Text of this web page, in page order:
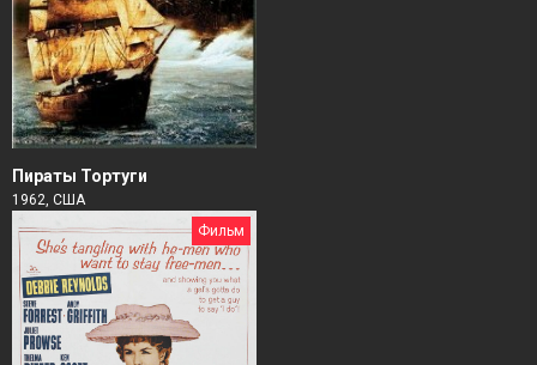
Пираты Тортуги
1962, США
Фильм